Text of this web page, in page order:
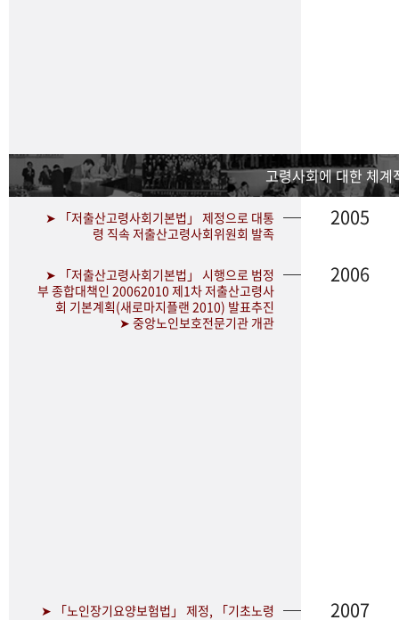
고령사회에 대한 체계
➤ 「저출산고령사회기본법」 제정으로 대통
령 직속 저출산고령사회위원회 발족
2005
➤ 「저출산고령사회기본법」 시행으로 범정
부 종합대책인 20062010 제1차 저출산고령사
회 기본계획(새로마지플랜 2010) 발표추진
➤ 중앙노인보호전문기관 개관
2006
➤ 「노인장기요양보험법」 제정, 「기초노령
2007